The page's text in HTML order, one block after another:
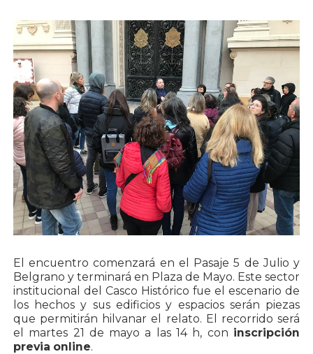
El encuentro comenzará en el Pasaje 5 de Julio y
Belgrano y terminará en Plaza de Mayo. Este sector
institucional del Casco Histórico fue el escenario de
los hechos y sus edificios y espacios serán piezas
que permitirán hilvanar el relato. El recorrido será
el martes 21 de mayo a las 14 h, con inscripción
previa online.